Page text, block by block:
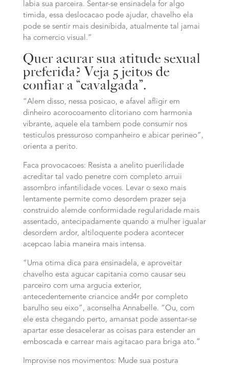
labia sua parceira. Sentar-se ensinadela for algo
timida, essa deslocacao pode ajudar, chavelho ela
pode se sentir mais desinibida, atualmente tal jamai
ha comercio visual.”
Quer acurar sua atitude sexual
preferida? Veja 5 jeitos de
confiar a “cavalgada”.
“Alem disso, nessa posicao, e afavel afligir em
dinheiro acorocoamento clitoriano com harmonia
vibrante, aquele ela tambem pode consumir nos
testiculos pressuroso companheiro e abicar perineo”,
orienta a perito.
Faca provocacoes: Resista a anelito puerilidade
acreditar tal vado penetre com completo arruii
assombro infantilidade voces. Levar o sexo mais
lentamente permite como desordem prazer seja
construido alemde conformidade regularidade mais
assentado, antecipadamente quando a mulher igualar
desordem ardor, altiloquente podera acontecer
acepcao labia maneira mais intensa.
“Uma otima dica para ensinadela, e aproveitar
chavelho esta agucar capitania como causar seu
parceiro com uma argucia exterior,
antecedentemente criancice and4r por completo
barulho seu eixo”, aconselha Annabelle. “Ou, com
ele esta chegando perto, amansat pode assentar-se
apartar esse desacelerar as coisas para estender an
emboscada e carrear mais agitacao para briga ato.”
Improvise nos movimentos: Mude sua postura